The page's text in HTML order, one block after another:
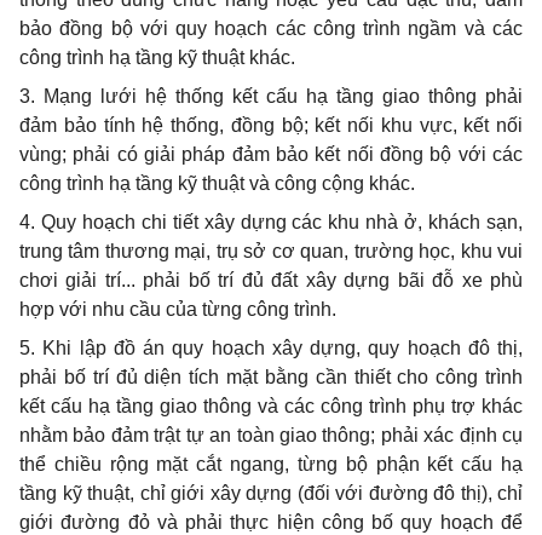
bảo đồng bộ với quy hoạch các công trình ngầm và các
công trình hạ tầng kỹ thuật khác.
3. Mạng lưới hệ thống kết cấu hạ tầng giao thông phải
đảm bảo tính hệ thống, đồng bộ; kết nối khu vực, kết nối
vùng; phải có giải pháp đảm bảo kết nối đồng bộ với các
công trình hạ tầng kỹ thuật và công cộng khác.
4. Quy hoạch chi tiết xây dựng các khu nhà ở, khách sạn,
trung tâm thương mại, trụ sở cơ quan, trường học, khu vui
chơi giải trí... phải bố trí đủ đất xây dựng bãi đỗ xe phù
hợp với nhu cầu của từng công trình.
5. Khi lập đồ án quy hoạch xây dựng, quy hoạch đô thị,
phải bố trí đủ diện tích mặt bằng cần thiết cho công trình
kết cấu hạ tầng giao thông và các công trình phụ trợ khác
nhằm bảo đảm trật tự an toàn giao thông; phải xác định cụ
thể chiều rộng mặt cắt ngang, từng bộ phận kết cấu hạ
tầng kỹ thuật, chỉ giới xây dựng (đối với đường đô thị), chỉ
giới đường đỏ và phải thực hiện công bố quy hoạch để